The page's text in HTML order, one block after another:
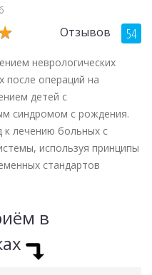
Отзывов 54
неврологических
после операций на
детей с
синдромом с рождения.
к лечению больных с
используя принципы
стандартов
в